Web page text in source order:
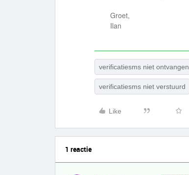
Groet,
Ilan
verificatiesms niet ontvangen
verificatiesms niet verstuurd
Like
1 reactie